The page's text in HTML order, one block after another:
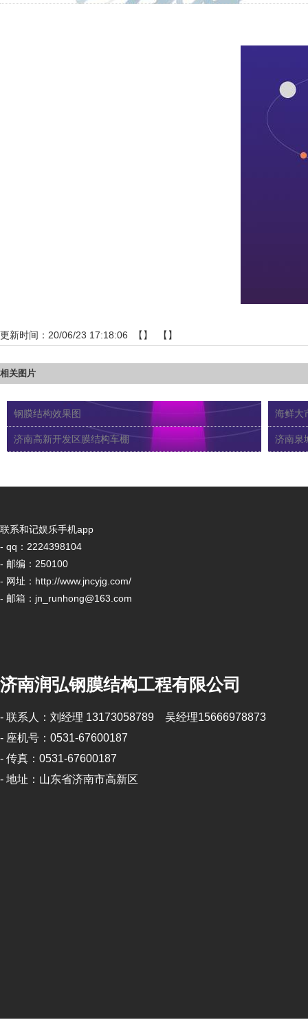
更新时间：20/06/23 17:18:06 【】 【】
相关图片
钢膜结构效果图 海鲜大
济南高新开发区膜结构车棚 济南泉
联系和记娱乐手机app
- qq：2224398104
- 邮编：250100
- 网址：http://www.jncyjg.com/
- 邮箱： jn_runhong@163.com
济南润弘钢膜结构工程有限公司
- 联系人：刘经理 13173058789 吴经理15666978873
- 座机号：0531-67600187
- 传真：0531-67600187
- 地址：山东省济南市高新区